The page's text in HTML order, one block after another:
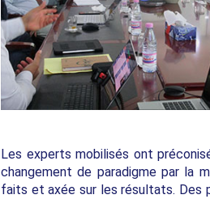
Les experts mobilisés ont
changement de paradigme par la
faits et axée sur les résultats. Des